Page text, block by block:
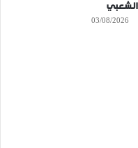
الشعبي
03/08/2026